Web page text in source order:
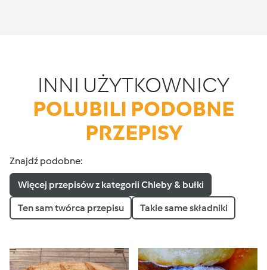
INNI UŻYTKOWNICY
POLUBILI PODOBNE
PRZEPISY
Znajdź podobne:
Więcej przepisów z kategorii Chleby & bułki
Ten sam twórca przepisu Takie same składniki